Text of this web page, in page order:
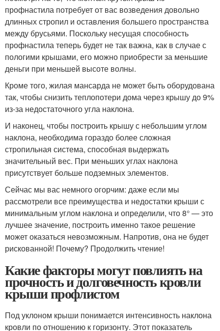
профнастила потребует от вас возведения довольно
длинных стропил и оставления большего пространства
между брусьями. Поскольку несущая способность
профнастила теперь будет не так важна, как в случае с
пологими крышами, его можно приобрести за меньшие
деньги при меньшей высоте волны.
Кроме того, жилая мансарда не может быть оборудована
так, чтобы снизить теплопотери дома через крышу до 9%
из-за недостаточного угла наклона.
И наконец, чтобы построить крышу с небольшим углом
наклона, необходима гораздо более сложная
стропильная система, способная выдержать
значительный вес. При меньших углах наклона
присутствует больше подземных элементов.
Сейчас мы вас немного огорчим: даже если мы
рассмотрели все преимущества и недостатки крыши с
минимальным углом наклона и определили, что 8° — это
лучшее значение, построить именно такое решение
может оказаться невозможным. Напротив, она не будет
рискованной! Почему? Продолжить чтение!
Какие факторы могут повлиять на
прочность и долговечность кровли
крыши профлистом
Под уклоном крыши понимается интенсивность наклона
кровли по отношению к горизонту. Этот показатель